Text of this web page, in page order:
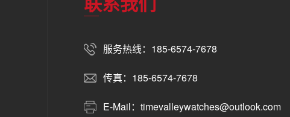
服务热线：185-6574-7678
传真：185-6574-7678
E-Mail：timevalleywatches@outlook.com